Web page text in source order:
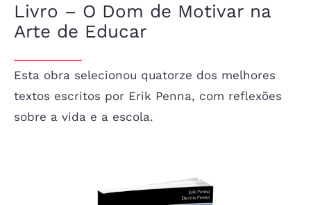
Livro – O Dom de Motivar na
Arte de Educar
Esta obra selecionou quatorze dos melhores
textos escritos por Erik Penna, com reflexões
sobre a vida e a escola.